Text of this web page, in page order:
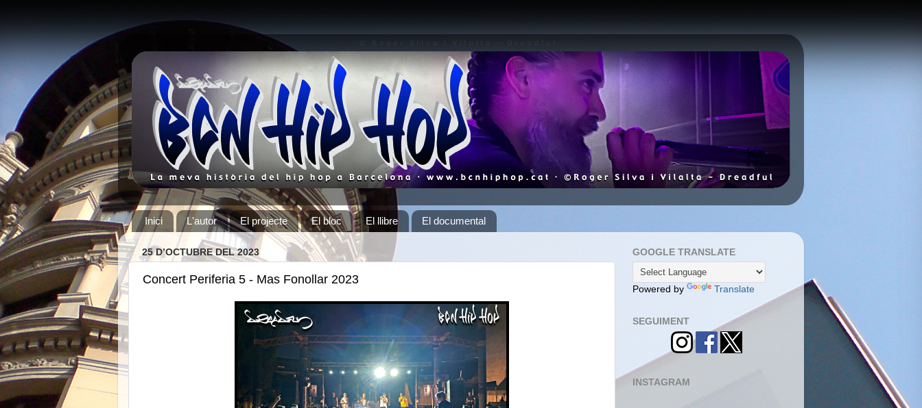
Inici L'autor El projecte El bloc El llibre El documental
25 D’OCTUBRE DEL 2023
Concert Periferia 5 - Mas Fonollar 2023
GOOGLE TRANSLATE
Powered by Translate
SEGUIMENT
INSTAGRAM